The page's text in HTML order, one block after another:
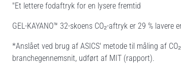
"Et lettere fodaftryk for en lysere fremtid
GEL-KAYANO™ 32-skoens CO₂-aftryk er 29 %
*Anslået ved brug af ASICS' metode til måling af
branchegennemsnit, udført af MIT (rapport).